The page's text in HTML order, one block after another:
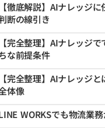
徹底解説】AIナレッジ
断の線引き
完全整理】AIナレッジ
な前提条件
完全整理】AIナレッジ
体像
WORKSでも物流業